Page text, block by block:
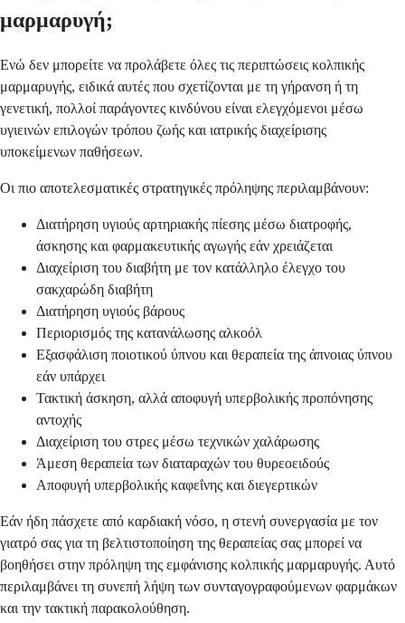
μαρμαρυγή;
Ενώ δεν μπορείτε να προλάβετε όλες τις περιπτώσεις κολπικής
μαρμαρυγής, ειδικά αυτές που σχετίζονται με τη γήρανση ή τη
γενετική, πολλοί παράγοντες κινδύνου είναι ελεγχόμενοι μέσω
υγιεινών επιλογών τρόπου ζωής και ιατρικής διαχείρισης
υποκείμενων παθήσεων.
Οι πιο αποτελεσματικές στρατηγικές πρόληψης περιλαμβάνουν:
Διατήρηση υγιούς αρτηριακής πίεσης μέσω διατροφής,
άσκησης και φαρμακευτικής αγωγής εάν χρειάζεται
Διαχείριση του διαβήτη με τον κατάλληλο έλεγχο του
σακχαρώδη διαβήτη
Διατήρηση υγιούς βάρους
Περιορισμός της κατανάλωσης αλκοόλ
Εξασφάλιση ποιοτικού ύπνου και θεραπεία της άπνοιας ύπνου
εάν υπάρχει
Τακτική άσκηση, αλλά αποφυγή υπερβολικής προπόνησης
αντοχής
Διαχείριση του στρες μέσω τεχνικών χαλάρωσης
Άμεση θεραπεία των διαταραχών του θυρεοειδούς
Αποφυγή υπερβολικής καφεΐνης και διεγερτικών
Εάν ήδη πάσχετε από καρδιακή νόσο, η στενή συνεργασία με τον
γιατρό σας για τη βελτιστοποίηση της θεραπείας σας μπορεί να
βοηθήσει στην πρόληψη της εμφάνισης κολπικής μαρμαρυγής. Αυτό
περιλαμβάνει τη συνεπή λήψη των συνταγογραφούμενων φαρμάκων
και την τακτική παρακολούθηση.